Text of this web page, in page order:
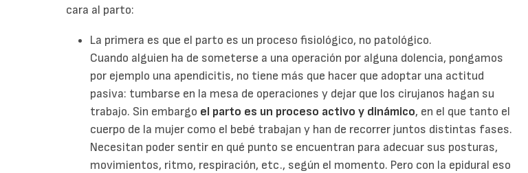
cara al parto:
La primera es que el parto es un proceso fisiológico, no patológico.
Cuando alguien ha de someterse a una operación por alguna dolencia, pongamos
por ejemplo una apendicitis, no tiene más que hacer que adoptar una actitud
pasiva: tumbarse en la mesa de operaciones y dejar que los cirujanos hagan su
trabajo. Sin embargo el parto es un proceso activo y dinámico, en el que tanto el
cuerpo de la mujer como el bebé trabajan y han de recorrer juntos distintas fases.
Necesitan poder sentir en qué punto se encuentran para adecuar sus posturas,
movimientos, ritmo, respiración, etc., según el momento. Pero con la epidural eso